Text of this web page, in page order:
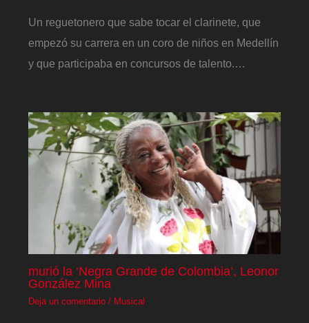
Un reguetonero que sabe tocar el clarinete, que
empezó su carrera en un coro de niños en Medellín
y que participaba en concursos de talento.…
murió la ‘Negra Grande de Colombia’, Leonor
González Mina
Deja un comentario / Musical